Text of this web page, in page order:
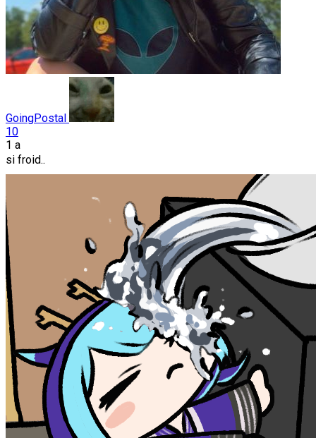
GoingPostal
10
1 a
si froid..